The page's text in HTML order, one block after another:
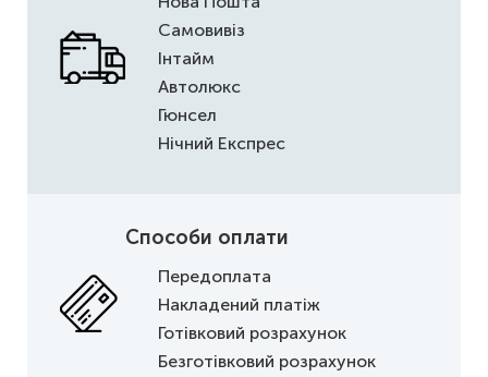
Самовивіз
Інтайм
Автолюкс
Гюнсел
Нічний Експрес
Способи оплати
Передоплата
Накладений платіж
Готівковий розрахунок
Безготівковий розрахунок